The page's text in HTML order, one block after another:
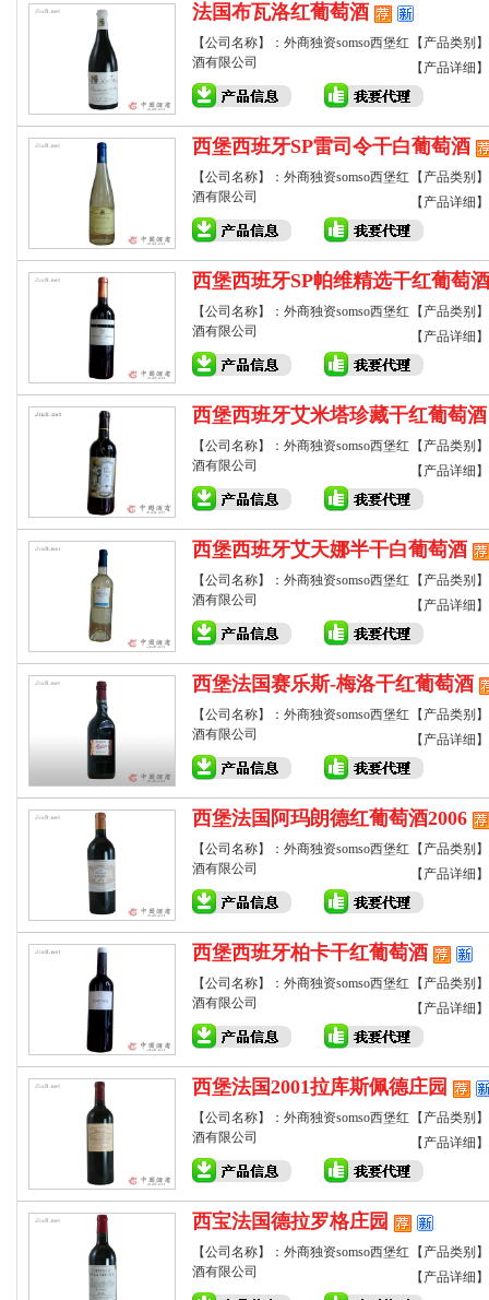
法国布瓦洛红葡萄酒
【公司名称】：外商独资somso西堡红
酒有限公司
【产品类别
【产品详细
西堡西班牙SP雷司令干白葡萄酒
【公司名称】：外商独资somso西堡红
酒有限公司
【产品类别
【产品详细
西堡西班牙SP帕维精选干红葡萄酒
【公司名称】：外商独资somso西堡红
酒有限公司
【产品类别
【产品详细
西堡西班牙艾米塔珍藏干红葡萄酒
【公司名称】：外商独资somso西堡红
酒有限公司
【产品类别
【产品详细
西堡西班牙艾天娜半干白葡萄酒
【公司名称】：外商独资somso西堡红
酒有限公司
【产品类别
【产品详细
西堡法国赛乐斯-梅洛干红葡萄酒
【公司名称】：外商独资somso西堡红
酒有限公司
【产品类别
【产品详细
西堡法国阿玛朗德红葡萄酒2006
【公司名称】：外商独资somso西堡红
酒有限公司
【产品类别
【产品详细
西堡西班牙柏卡干红葡萄酒
【公司名称】：外商独资somso西堡红
酒有限公司
【产品类别
【产品详细
西堡法国2001拉库斯佩德庄园
【公司名称】：外商独资somso西堡红
酒有限公司
【产品类别
【产品详细
西宝法国德拉罗格庄园
【公司名称】：外商独资somso西堡红
酒有限公司
【产品类别
【产品详细